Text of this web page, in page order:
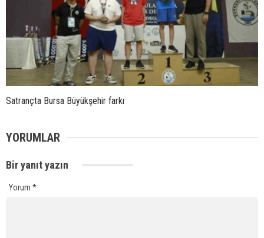
Satrançta Bursa Büyükşehir farkı
YORUMLAR
Bir yanıt yazın
Yorum *